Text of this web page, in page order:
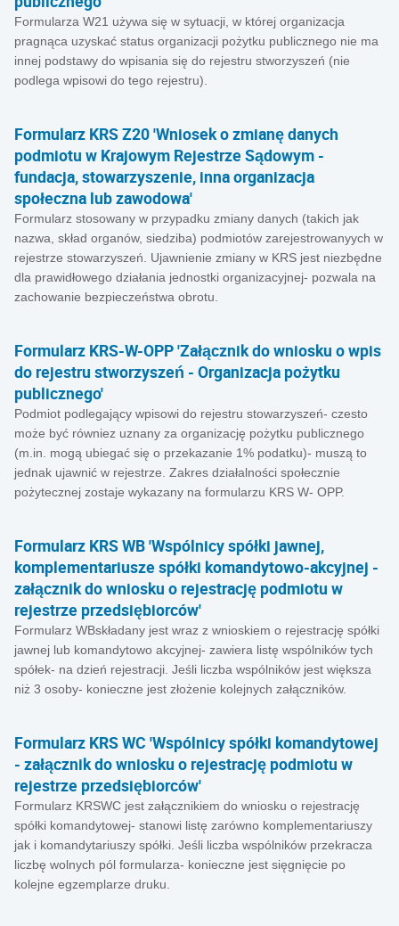
Formularza W21 używa się w sytuacji, w której organizacja
pragnąca uzyskać status organizacji pożytku publicznego nie ma
innej podstawy do wpisania się do rejestru stworzyszeń (nie
podlega wpisowi do tego rejestru).
Formularz KRS Z20 'Wniosek o zmianę danych
podmiotu w Krajowym Rejestrze Sądowym -
fundacja, stowarzyszenie, inna organizacja
społeczna lub zawodowa'
Formularz stosowany w przypadku zmiany danych (takich jak
nazwa, skład organów, siedziba) podmiotów zarejestrowanyych w
rejestrze stowarzyszeń. Ujawnienie zmiany w KRS jest niezbędne
dla prawidłowego działania jednostki organizacyjnej- pozwala na
zachowanie bezpieczeństwa obrotu.
Formularz KRS-W-OPP 'Załącznik do wniosku o wpis
do rejestru stworzyszeń - Organizacja pożytku
publicznego'
Podmiot podlegający wpisowi do rejestru stowarzyszeń- czesto
może być równiez uznany za organizację pożytku publicznego
(m.in. mogą ubiegać się o przekazanie 1% podatku)- muszą to
jednak ujawnić w rejestrze. Zakres działalności społecznie
pożytecznej zostaje wykazany na formularzu KRS W- OPP.
Formularz KRS WB 'Wspólnicy spółki jawnej,
komplementariusze spółki komandytowo-akcyjnej -
załącznik do wniosku o rejestrację podmiotu w
rejestrze przedsiębiorców'
Formularz WBskładany jest wraz z wnioskiem o rejestrację spółki
jawnej lub komandytowo akcyjnej- zawiera listę wspólników tych
spółek- na dzień rejestracji. Jeśli liczba wspólników jest większa
niż 3 osoby- konieczne jest złożenie kolejnych załączników.
Formularz KRS WC 'Wspólnicy spółki komandytowej
- załącznik do wniosku o rejestrację podmiotu w
rejestrze przedsiębiorców'
Formularz KRSWC jest załącznikiem do wniosku o rejestrację
spółki komandytowej- stanowi listę zarówno komplementariuszy
jak i komandytariuszy spółki. Jeśli liczba wspólników przekracza
liczbę wolnych pól formularza- konieczne jest sięgnięcie po
kolejne egzemplarze druku.